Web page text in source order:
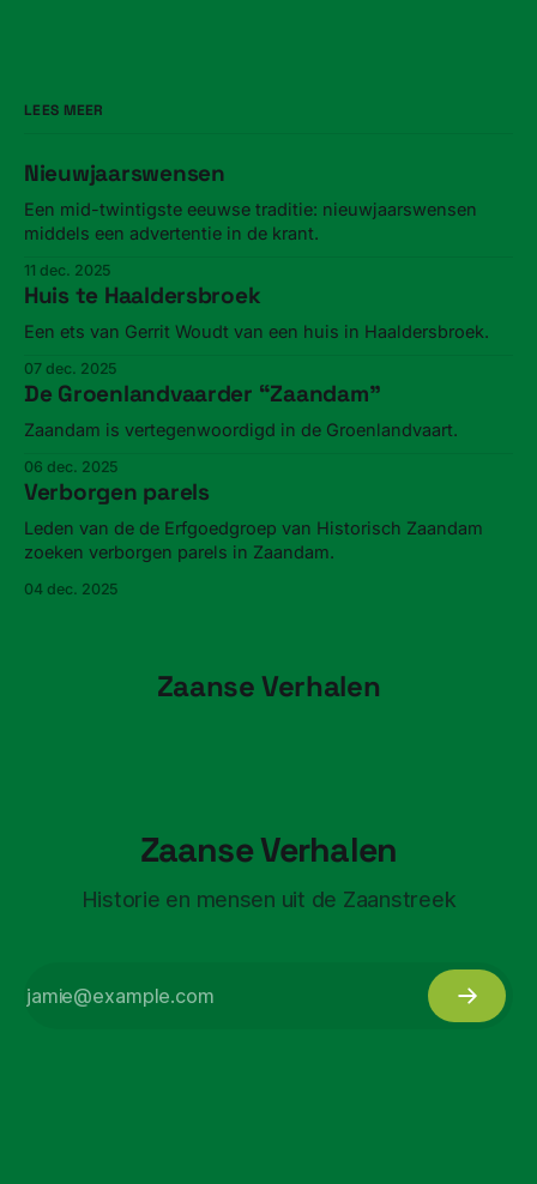
LEES MEER
Nieuwjaarswensen
Een mid-twintigste eeuwse traditie: nieuwjaarswensen
middels een advertentie in de krant.
11 dec. 2025
Huis te Haaldersbroek
Een ets van Gerrit Woudt van een huis in Haaldersbroek.
07 dec. 2025
De Groenlandvaarder “Zaandam”
Zaandam is vertegenwoordigd in de Groenlandvaart.
06 dec. 2025
Verborgen parels
Leden van de de Erfgoedgroep van Historisch Zaandam
zoeken verborgen parels in Zaandam.
04 dec. 2025
Zaanse Verhalen
Zaanse Verhalen
Historie en mensen uit de Zaanstreek